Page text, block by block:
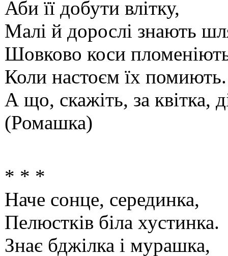
Аби її добути влітку,
Малі й дорослі знають
Шовково коси
Коли настоєм їх помиють.
А що, скажіть, за квітка,
(Ромашка)
* * *
Наче сонце, серединка,
Пелюстків біла хустинка.
Знає бджілка і мурашка,